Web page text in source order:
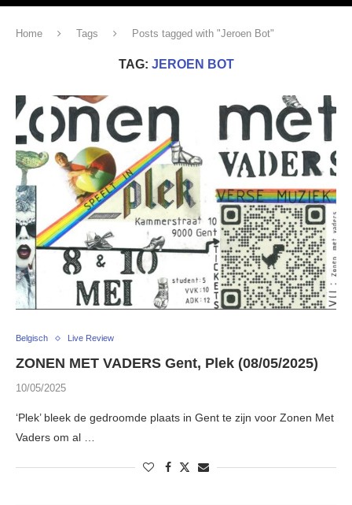
Home Tags Posts tagged with "Jeroen Bot"
TAG: JEROEN BOT
Belgisch Live Review
ZONEN MET VADERS Gent, Plek (08/05/2025)
10/05/2025
‘Plek’ bleek de gedroomde plaats in Gent te zijn voor Zonen Met
Vaders om al …